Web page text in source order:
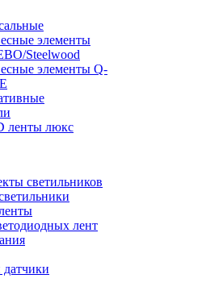
элементы
Steelwood
элементы Q-
светильников
лент